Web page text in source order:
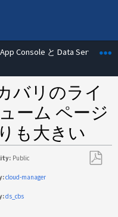
/折りたたむ
Console と Data Services
バリのライ
ーム ページ
も大きい
Public
cloud-manager
ds_cbs